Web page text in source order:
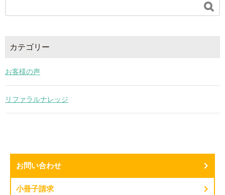

カテゴリー
お客様の声
リファラルナレッジ
お問い合わせ
小冊子請求